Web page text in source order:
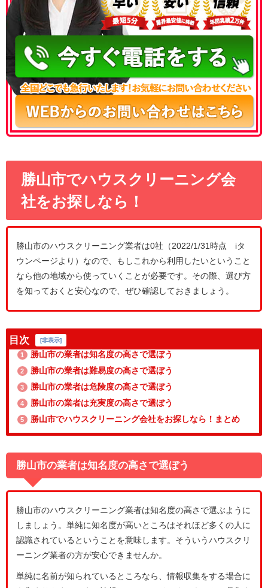
050-3177-5687
勝山市でハウスクリーニング会
社をお探しなら！
勝山市のハウスクリーニング業者は0社（2022/1/31時点 iタ
ウンページより）なので、もしこれから利用したいということ
なら他の地域から使っていくことが必要です。その際、選び方
を知っておくと安心なので、ぜひ確認しておきましょう。
目次 [非表示]
1 勝山市の業者は知名度の高さで選ぼう
2 勝山市の業者は難易度の高さで選ぼう
3 勝山市の業者は危険度の高さで選ぼう
4 勝山市の業者は充実度の高さで選ぼう
5 勝山市でハウスクリーニング会社をお探しなら！まとめ
勝山市の業者は知名度の高さで選ぼう
勝山市のハウスクリーニング業者は知名度の高さで選ぶように
しましょう。単純に知名度が高いところはそれほど多くの人に
認識されているということを意味します。そういうハウスクリ
ーニング業者の方が安心できませんか。
単純に名前が知られているところなら、情報収集をする場合に